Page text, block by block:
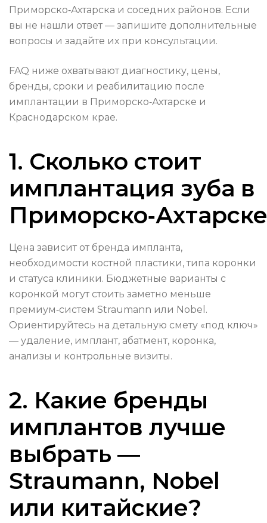
Приморско‑Ахтарска и соседних районов. Если
вы не нашли ответ — запишите дополнительные
вопросы и задайте их при консультации.
FAQ ниже охватывают диагностику, цены,
бренды, сроки и реабилитацию после
имплантации в Приморско‑Ахтарске и
Краснодарском крае.
1. Сколько стоит
имплантация зуба в
Цена зависит от бренда импланта,
необходимости костной пластики, типа коронки
и статуса клиники. Бюджетные варианты с
коронкой могут стоить заметно меньше
премиум‑систем Straumann или Nobel.
Ориентируйтесь на детальную смету «под ключ»
— удаление, имплант, абатмент, коронка,
анализы и контрольные визиты.
2. Какие бренды
имплантов лучше
выбрать —
Straumann, Nobel
или китайские?